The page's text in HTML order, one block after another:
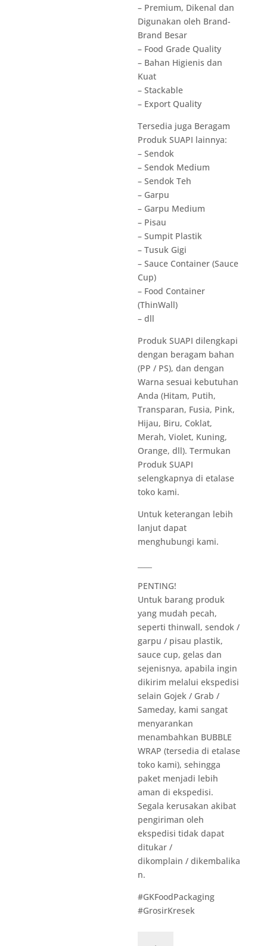
– Premium, Dikenal dan
Digunakan oleh Brand-
Brand Besar
– Food Grade Quality
– Bahan Higienis dan
Kuat
– Stackable
– Export Quality
Tersedia juga Beragam
Produk SUAPI lainnya:
– Sendok
– Sendok Medium
– Sendok Teh
– Garpu
– Garpu Medium
– Pisau
– Sumpit Plastik
– Tusuk Gigi
– Sauce Container (Sauce
Cup)
– Food Container
(ThinWall)
– dll
Produk SUAPI dilengkapi
dengan beragam bahan
(PP / PS), dan dengan
Warna sesuai kebutuhan
Anda (Hitam, Putih,
Transparan, Fusia, Pink,
Hijau, Biru, Coklat,
Merah, Violet, Kuning,
Orange, dll). Termukan
Produk SUAPI
selengkapnya di etalase
toko kami.
Untuk keterangan lebih
lanjut dapat
menghubungi kami.
PENTING!
Untuk barang produk
yang mudah pecah,
seperti thinwall, sendok /
garpu / pisau plastik,
sauce cup, gelas dan
sejenisnya, apabila ingin
dikirim melalui ekspedisi
selain Gojek / Grab /
Sameday, kami sangat
menyarankan
menambahkan BUBBLE
WRAP (tersedia di etalase
toko kami), sehingga
paket menjadi lebih
aman di ekspedisi.
Segala kerusakan akibat
pengiriman oleh
ekspedisi tidak dapat
ditukar /
dikomplain / dikembalika
n.
#GKFoodPackaging
#GrosirKresek